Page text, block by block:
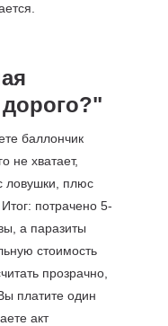
баллончик
не хватает,
ловушки, плюс
потрачено 5-
а паразиты
стоимость
прозрачно,
платите один
акт